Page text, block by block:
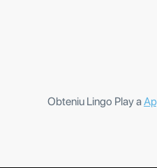
Obteniu Lingo Play a